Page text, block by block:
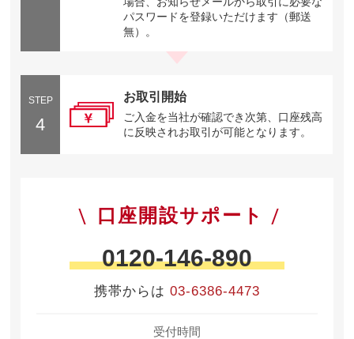
パスワードを登録いただけます（郵送
無）。
STEP
4
お取引開始
ご入金を当社が確認でき次第、口座残高
に反映されお取引が可能となります。
口座開設サポート
0120-146-890
携帯からは 03-6386-4473
受付時間